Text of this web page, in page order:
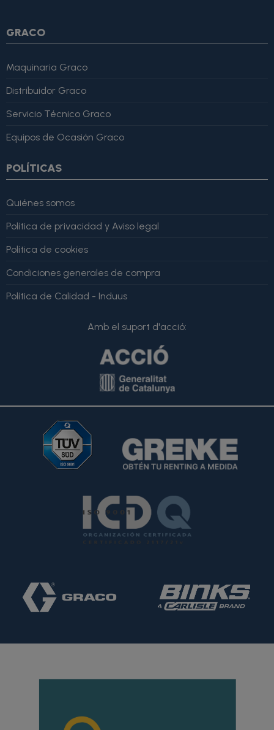
GRACO
Maquinaria Graco
Distribuidor Graco
Servicio Técnico Graco
Equipos de Ocasión Graco
POLÍTICAS
Quiénes somos
Política de privacidad y Aviso legal
Política de cookies
Condiciones generales de compra
Política de Calidad - Induus
Amb el suport d'acció: